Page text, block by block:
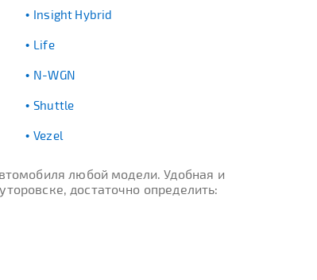
Insight Hybrid
Life
N-WGN
Shuttle
Vezel
любой модели. Удобная и
достаточно определить: